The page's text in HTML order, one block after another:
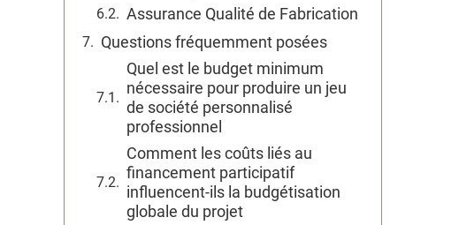
Assurance Qualité de Fabrication
Questions fréquemment posées
Quel est le budget minimum
nécessaire pour produire un jeu
de société personnalisé
professionnel
Comment les coûts liés au
financement participatif
influencent-ils la budgétisation
globale du projet